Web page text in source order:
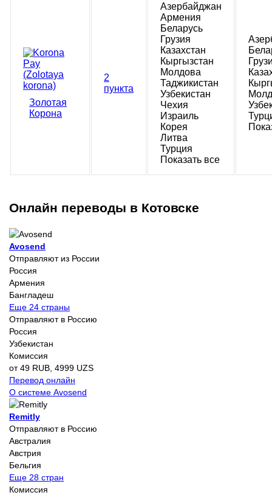
Золотая
Корона
2
пункта
Азербайджан
Армения
Беларусь
Грузия
Казахстан
Кыргызстан
Молдова
Таджикистан
Узбекистан
Чехия
Израиль
Корея
Литва
Турция
Показать все
Онлайн переводы в Котовске
Avosend
Отправляют из России
Россия
Армения
Бангладеш
Еще 24 страны
Отправляют в Россию
Россия
Узбекистан
Комиссия
от 49 RUB, 4999 UZS
Перевод онлайн
О системе Avosend
Remitly
Отправляют в Россию
Австралия
Австрия
Бельгия
Еще 28 стран
Комиссия